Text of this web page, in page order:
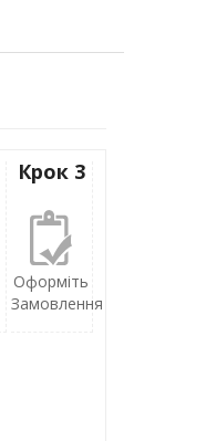
Крок 3
Оформіть
Замовлення